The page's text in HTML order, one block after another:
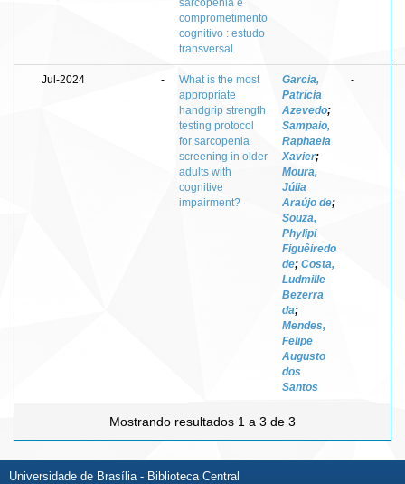
comprometimento
cognitivo : estudo
transversal
Jul-2024 -
What is the most
appropriate
handgrip strength
testing protocol
for sarcopenia
screening in older
adults with
cognitive
impairment?
Garcia,
Patrícia
Azevedo;
Sampaio,
Raphaela
Xavier;
Moura,
Júlia
Araújo de;
Souza,
Phylipi
Figuêiredo
de; Costa,
Ludmille
Bezerra
da;
Mendes,
Felipe
Augusto
dos
Santos
-
Mostrando resultados 1 a 3 de 3
Universidade de Brasília - Biblioteca Central